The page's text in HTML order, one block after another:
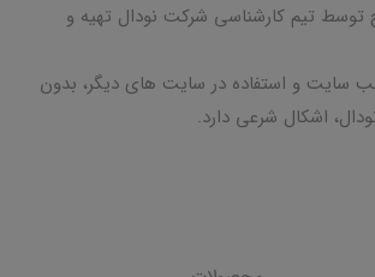
توسط تیم کارشناسی شرکت نودال تهیه و
سایت و استفاده در سایت های دیگر، بدون
اشکال شرعی دارد.